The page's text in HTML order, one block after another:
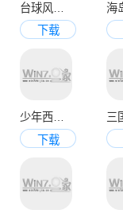
台球风云手机版
下载
下载